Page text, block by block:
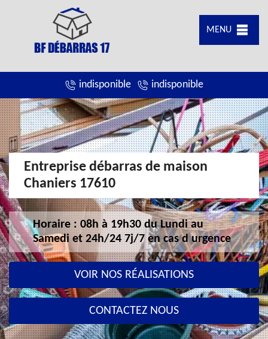
MENU
indisponible indisponible
Entreprise débarras de maison
Chaniers 17610
Horaire : 08h à 19h30 du Lundi au
Samedi et 24h/24 7j/7 en cas d urgence
VOIR NOS RÉALISATIONS
CONTACTEZ NOUS